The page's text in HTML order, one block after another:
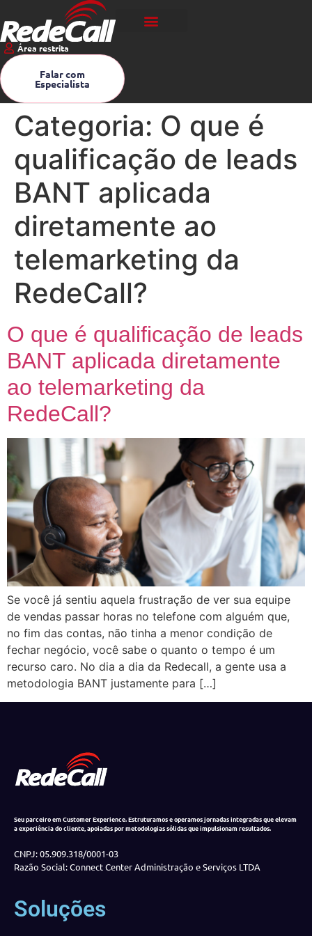
Área restrita
Falar com
Especialista
Categoria: O que é
qualificação de leads
BANT aplicada
diretamente ao
telemarketing da
RedeCall?
O que é qualificação de leads
BANT aplicada diretamente
ao telemarketing da
RedeCall?
Se você já sentiu aquela frustração de ver sua equipe
de vendas passar horas no telefone com alguém que,
no fim das contas, não tinha a menor condição de
fechar negócio, você sabe o quanto o tempo é um
recurso caro. No dia a dia da Redecall, a gente usa a
metodologia BANT justamente para […]
Seu parceiro em Customer Experience. Estruturamos e operamos jornadas integradas que elevam
a experiência do cliente, apoiadas por metodologias sólidas que impulsionam resultados.
CNPJ: 05.909.318/0001-03
Razão Social: Connect Center Administração e Serviços LTDA
Soluções